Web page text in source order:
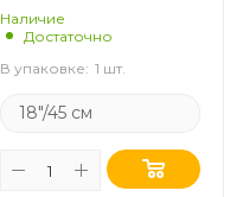
Наличие
Достаточно
В упаковке: 1 шт.
18"/45 см